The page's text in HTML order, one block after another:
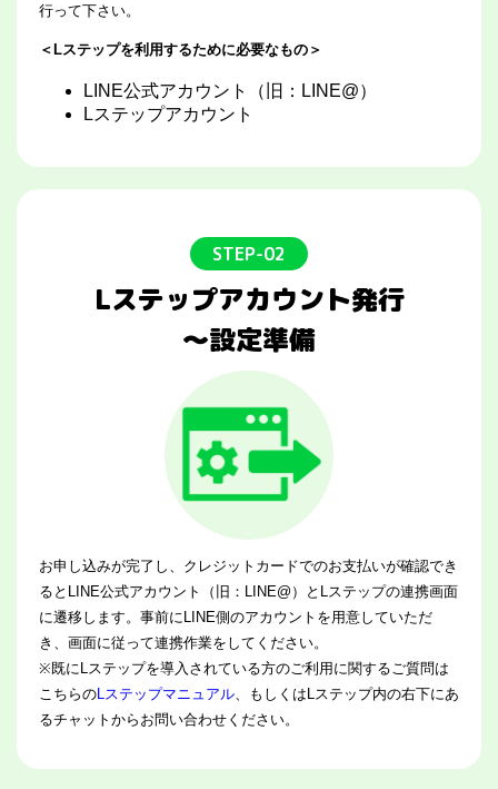
行って下さい。
＜Lステップを利用するために必要なもの＞
LINE公式アカウント（旧：LINE@）
Lステップアカウント
STEP-02
Lステップアカウント発行
～設定準備
お申し込みが完了し、クレジットカードでのお支払いが確認でき
るとLINE公式アカウント（旧：LINE@）とLステップの連携画面
に遷移します。事前にLINE側のアカウントを用意していただ
き、画面に従って連携作業をしてください。
※既にLステップを導入されている方のご利用に関するご質問は
こちらのLステップマニュアル、もしくはLステップ内の右下にあ
るチャットからお問い合わせください。